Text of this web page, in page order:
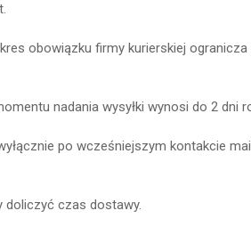
obowiązku firmy kurierskiej ogranicza
nadania wysyłki wynosi do 2 dni
po wcześniejszym kontakcie
doliczyć czas dostawy.